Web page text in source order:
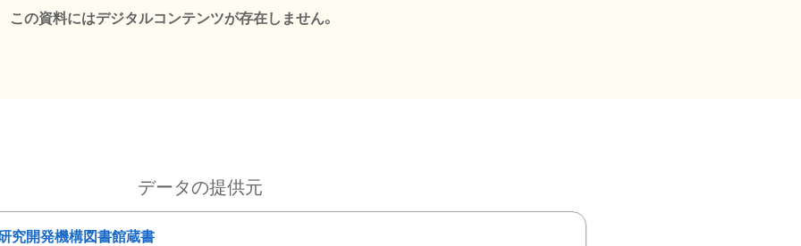
この資料にはデジタルコンテンツが存在しません。
データの提供元
究開発機構図書館蔵書